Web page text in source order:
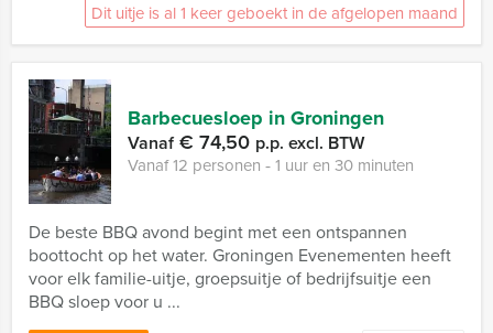
Dit uitje is al 1 keer geboekt in de afgelopen maand
Barbecuesloep in Groningen
Vanaf€ 74,50 p.p. excl. BTW
Vanaf 12 personen ‐ 1 uur en 30 minuten
De beste BBQ avond begint met een ontspannen
boottocht op het water. Groningen Evenementen heeft
voor elk familie-uitje, groepsuitje of bedrijfsuitje een
BBQ sloep voor u ...